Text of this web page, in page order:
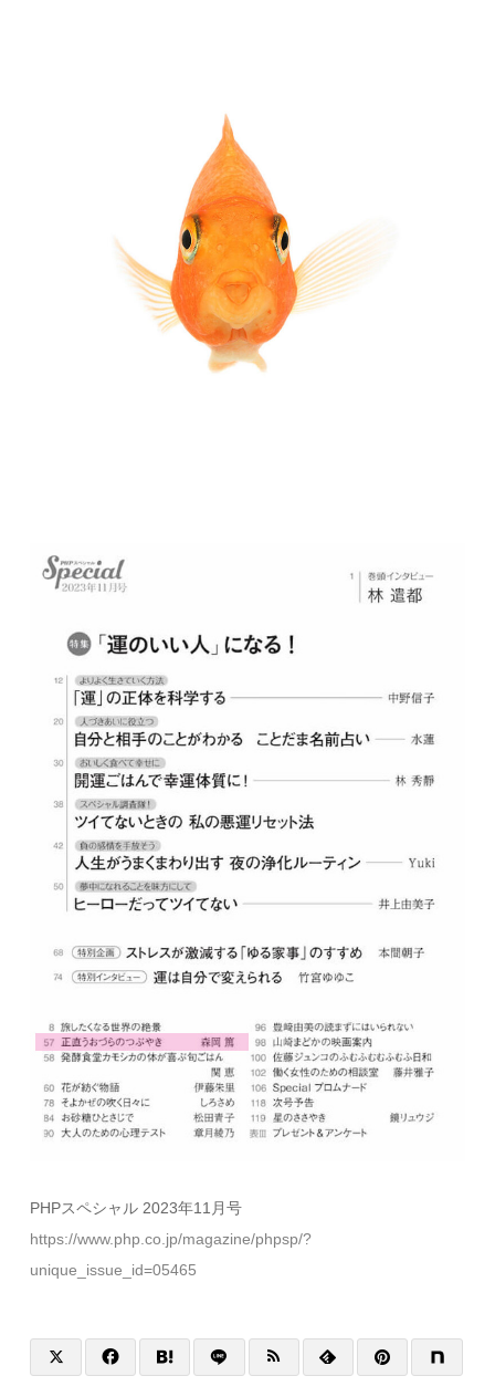
PHPスペシャル 2023年11月号
https://www.php.co.jp/magazine/phpsp/?
unique_issue_id=05465